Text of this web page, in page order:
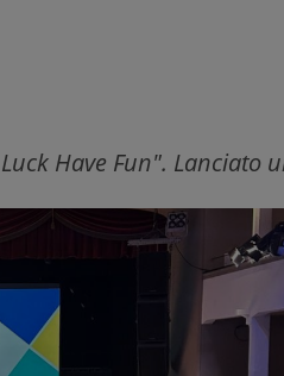
Have Fun". Lanciato